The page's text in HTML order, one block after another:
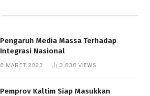
Pengaruh Media Massa Terhadap
Integrasi Nasional
8 MARET 2023 3,838VIEWS
Pemprov Kaltim Siap Masukkan